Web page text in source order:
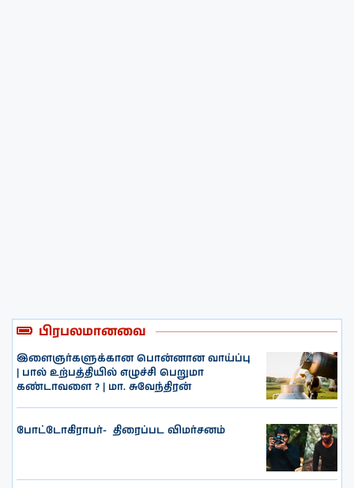
பிரபலமானவை
இளைஞர்களுக்கான பொன்னான வாய்ப்பு
| பால் உற்பத்தியில் எழுச்சி பெறுமா
கண்டாவளை ? | மா. சுவேந்திரன்
போட்டோகிராபர்- ‌ திரைப்பட விமர்சனம்